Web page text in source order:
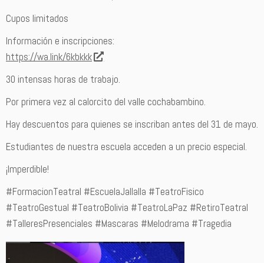
Cupos limitados
Información e inscripciones:
https://wa.link/6kbkkk
30 intensas horas de trabajo.
Por primera vez al calorcito del valle cochabambino.
Hay descuentos para quienes se inscriban antes del 31 de mayo.
Estudiantes de nuestra escuela acceden a un precio especial.
¡Imperdible!
#FormacionTeatral #EscuelaJallalla #TeatroFisico
#TeatroGestual #TeatroBolivia #TeatroLaPaz #RetiroTeatral
#TalleresPresenciales #Mascaras #Melodrama #Tragedia